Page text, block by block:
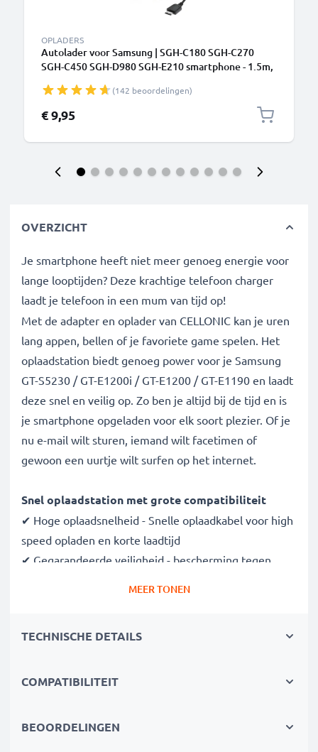
OPLADERS
Autolader voor Samsung | SGH-C180 SGH-C270
SGH-C450 SGH-D980 SGH-E210 smartphone - 1.5m,
Telefoon GSM toestel(142 beoordelingen)
€ 9,95
OVERZICHT
Je smartphone heeft niet meer genoeg energie voor
lange looptijden? Deze krachtige telefoon charger
laadt je telefoon in een mum van tijd op!
Met de adapter en oplader van CELLONIC kan je uren
lang appen, bellen of je favoriete game spelen. Het
oplaadstation biedt genoeg power voor je Samsung
GT-S5230 / GT-E1200i / GT-E1200 / GT-E1190 en laadt
deze snel en veilig op. Zo ben je altijd bij de tijd en is
je smartphone opgeladen voor elk soort plezier. Of je
nu e-mail wilt sturen, iemand wilt facetimen of
gewoon een uurtje wilt surfen op het internet.
Snel oplaadstation met grote compatibiliteit
✔ Hoge oplaadsnelheid - Snelle oplaadkabel voor high
speed opladen en korte laadtijd
✔ Gegarandeerde veiligheid - bescherming tegen
✔ Flexibele ingangsspanning 100V - 240V
Dankzij de flexibele spanning van 100V - 240V is de
MEER TONEN
TECHNISCHE DETAILS
COMPATIBILITEIT
BEOORDELINGEN